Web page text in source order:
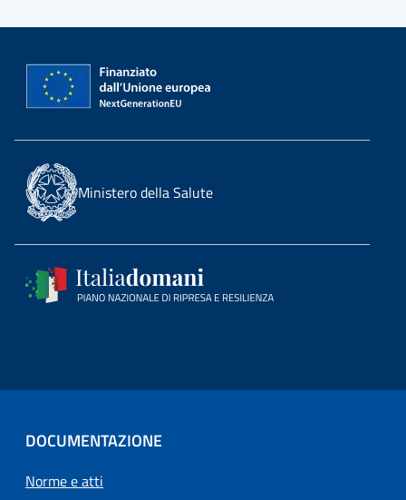
Ministero della Salute
DOCUMENTAZIONE
Norme e atti